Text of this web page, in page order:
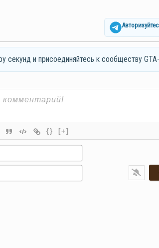
секунд и присоединяйтесь к сообществу
{} [+]
Имя*
Email*